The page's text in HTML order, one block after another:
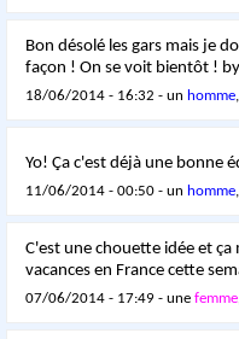
Bon désolé les gars mais je
façon ! On se voit bientôt !
18/06/2014 - 16:32 - un homme
Yo! Ça c'est déjà une bonne
11/06/2014 - 00:50 - un homme
C'est une chouette idée et
vacances en France cette
07/06/2014 - 17:49 - unefemme